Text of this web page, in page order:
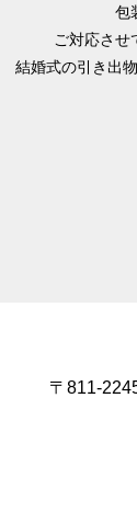
包
ご対応させ
結婚式の引き出
〒811-